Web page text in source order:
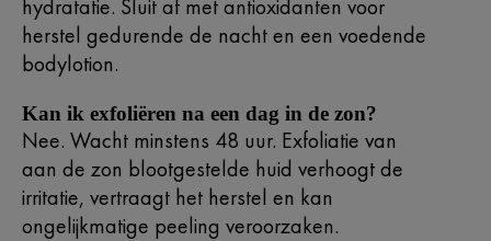
hydratatie. Sluit af met antioxidanten voor
herstel gedurende de nacht en een voedende
bodylotion.
Kan ik exfoliëren na een dag in de zon?
Nee. Wacht minstens 48 uur. Exfoliatie van
aan de zon blootgestelde huid verhoogt de
irritatie, vertraagt het herstel en kan
ongelijkmatige peeling veroorzaken.